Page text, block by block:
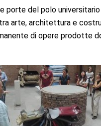
porte del polo
arte, architettura e
di opere prodotte